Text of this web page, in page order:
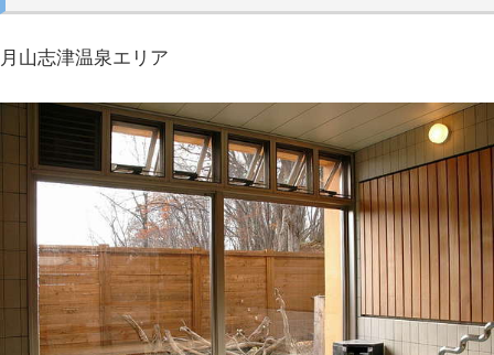
月山志津温泉エリア